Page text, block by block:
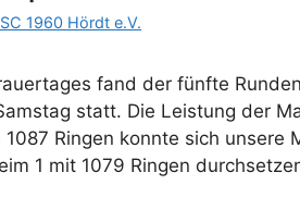
SC 1960 Hördt e.V.
fand der fünfte
statt. Die Leistung der
Ringen konnte sich unsere
1 mit 1079 Ringen